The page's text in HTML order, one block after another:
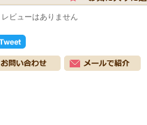
レビューはありません